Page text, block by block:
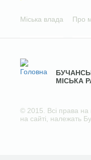
Міська влада Про
МІСЬКА
© 2015. Всі права на
на сайті, належать